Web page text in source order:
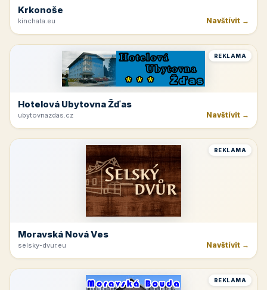
Krkonoše
kinchata.eu Navštívit →
REKLAMA
Hotelová Ubytovna Žďas
ubytovnazdas.cz Navštívit →
REKLAMA
Moravská Nová Ves
selsky-dvur.eu Navštívit →
REKLAMA